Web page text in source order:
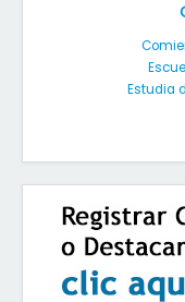
Estudia